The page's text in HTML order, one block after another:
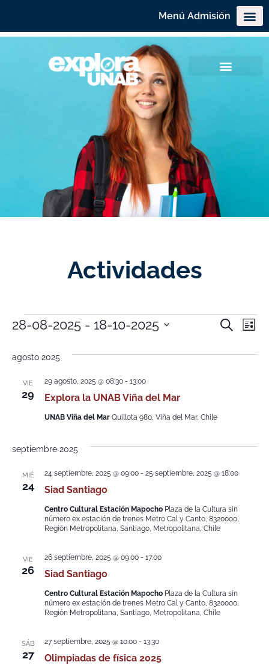
Menú Admisión
Actividades
de
vistas
de
Buscar
Lista
28-08-2025 - 18-10-2025
fecha.
agosto 2025
VIE
29 Explora la UNAB Viña del Mar
29 agosto, 2025 @ 08:30- 13:00
UNAB Viña del Mar Quillota 980, Viña del Mar, Chile
septiembre 2025
MIÉ
24 Siad Santiago
24 septiembre, 2025 @ 09:00- 25 septiembre, 2025 @ 18:00
Centro Cultural Estación Mapocho Plaza de la Cultura sin
número ex estación de trenes Metro Cal y Canto, 8320000,
Región Metropolitana, Santiago, Metropolitana, Chile
VIE
26 Siad Santiago
26 septiembre, 2025 @ 09:00- 17:00
Centro Cultural Estación Mapocho Plaza de la Cultura sin
número ex estación de trenes Metro Cal y Canto, 8320000,
Región Metropolitana, Santiago, Metropolitana, Chile
SÁB
27 Olimpiadas de física 2025
27 septiembre, 2025 @ 10:00- 13:30